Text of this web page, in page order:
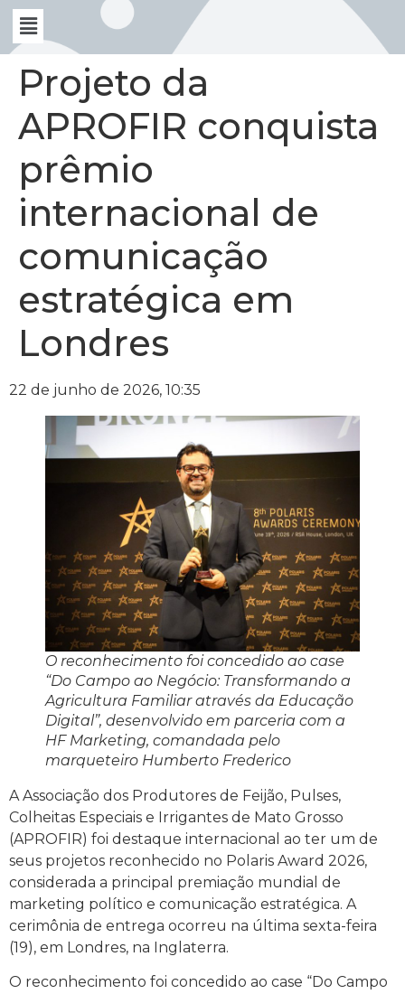
Projeto da
APROFIR conquista
prêmio
internacional de
comunicação
estratégica em
Londres
22 de junho de 2026, 10:35
O reconhecimento foi concedido ao case
“Do Campo ao Negócio: Transformando a
Agricultura Familiar através da Educação
Digital”, desenvolvido em parceria com a
HF Marketing, comandada pelo
marqueteiro Humberto Frederico
A Associação dos Produtores de Feijão, Pulses,
Colheitas Especiais e Irrigantes de Mato Grosso
(APROFIR) foi destaque internacional ao ter um de
seus projetos reconhecido no Polaris Award 2026,
considerada a principal premiação mundial de
marketing político e comunicação estratégica. A
cerimônia de entrega ocorreu na última sexta-feira
(19), em Londres, na Inglaterra.
O reconhecimento foi concedido ao case “Do Campo